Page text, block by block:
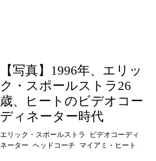
【写真】1996年、エリッ
ク・スポールストラ26
歳、ヒートのビデオコー
ディネーター時代
エリック・スポールストラ
ビデオコーディ
ネーター ,ヘッドコーチ マイアミ・ヒート